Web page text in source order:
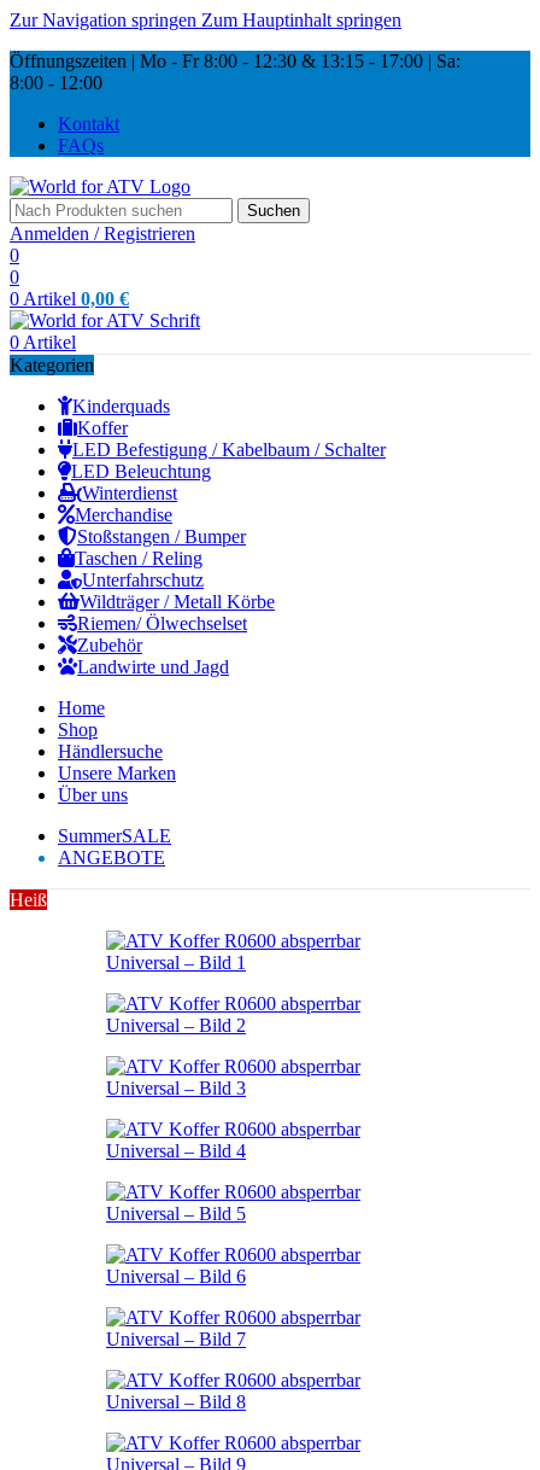
Zur Navigation springen Zum Hauptinhalt springen
Öffnungszeiten | Mo - Fr8:00 - 12:30 & 13:15 - 17:00 | Sa:
8:00 - 12:00
Kontakt
FAQs
Suchen
Anmelden / Registrieren
0
0
0 Artikel 0,00 €
0 Artikel
Kategorien
Kinderquads
Koffer
LED Befestigung / Kabelbaum / Schalter
LED Beleuchtung
Winterdienst
Merchandise
Stoßstangen / Bumper
Taschen / Reling
Unterfahrschutz
Wildträger / Metall Körbe
Riemen/ Ölwechselset
Zubehör
Landwirte und Jagd
Home
Shop
Händlersuche
Unsere Marken
Über uns
SummerSALE
ANGEBOTE
Heiß